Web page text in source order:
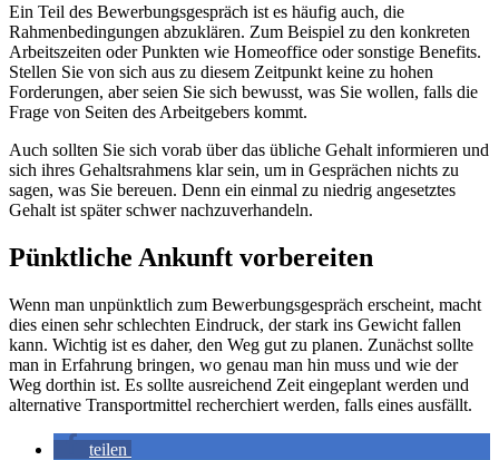
Ein Teil des Bewerbungsgespräch ist es häufig auch, die
Rahmenbedingungen abzuklären. Zum Beispiel zu den konkreten
Arbeitszeiten oder Punkten wie Homeoffice oder sonstige Benefits.
Stellen Sie von sich aus zu diesem Zeitpunkt keine zu hohen
Forderungen, aber seien Sie sich bewusst, was Sie wollen, falls die
Frage von Seiten des Arbeitgebers kommt.
Auch sollten Sie sich vorab über das übliche Gehalt informieren und
sich ihres Gehaltsrahmens klar sein, um in Gesprächen nichts zu
sagen, was Sie bereuen. Denn ein einmal zu niedrig angesetztes
Gehalt ist später schwer nachzuverhandeln.
Pünktliche Ankunft vorbereiten
Wenn man unpünktlich zum Bewerbungsgespräch erscheint, macht
dies einen sehr schlechten Eindruck, der stark ins Gewicht fallen
kann. Wichtig ist es daher, den Weg gut zu planen. Zunächst sollte
man in Erfahrung bringen, wo genau man hin muss und wie der
Weg dorthin ist. Es sollte ausreichend Zeit eingeplant werden und
alternative Transportmittel recherchiert werden, falls eines ausfällt.
teilen